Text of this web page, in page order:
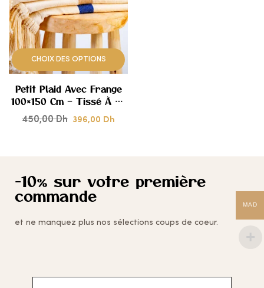
CHOIX DES OPTIONS
AJOUTER
À
MES
COUPS
DE
CŒUR
Petit Plaid Avec Frange
100×150 Cm – Tissé À La
Main
450,00Dh 396,00 Dh
-10% sur votre première
commande
et ne manquez plus nos sélections coups de coeur.
MAD